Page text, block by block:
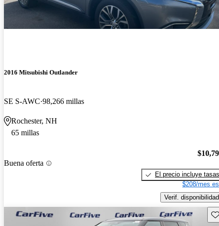
2016 Mitsubishi Outlander
SE S-AWC 98,266 millas
Rochester, NH
65 millas
Buena oferta
El precio incluye tasas
$208/mes
Verif. disponibilidad